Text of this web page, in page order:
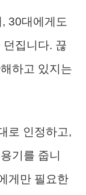
30대에게도
집니다. 끊
하고 있지는
로 인정하고,
기를 줍니
게만 필요한